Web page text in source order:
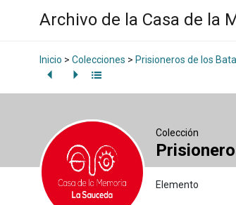
Archivo de la Casa de la
Inicio > Colecciones > Prisioneros de los
Colección
Elemento